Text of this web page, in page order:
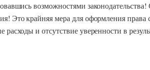
возможностями законодательства!
Это крайняя мера для оформления права
расходы и отсутствие уверенности в